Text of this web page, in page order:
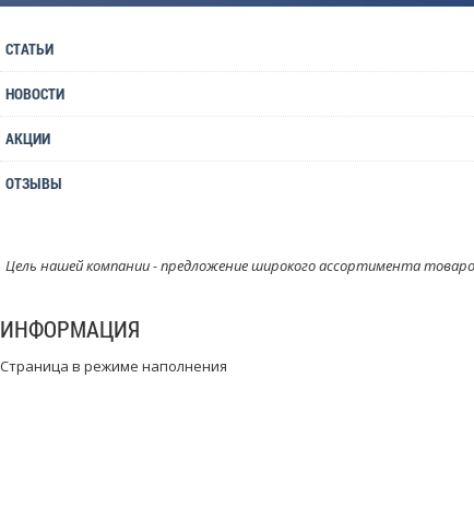
СТАТЬИ
НОВОСТИ
АКЦИИ
ОТЗЫВЫ
Цель нашей компании - предложение широкого ассортимента
ИНФОРМАЦИЯ
Страница в режиме наполнения